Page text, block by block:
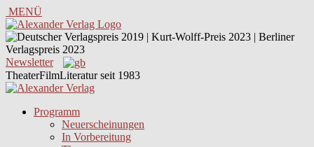
MENÜ
Newsletter
TheaterFilmLiteratur seit 1983
Programm
Neuerscheinungen
In Vorbereitung